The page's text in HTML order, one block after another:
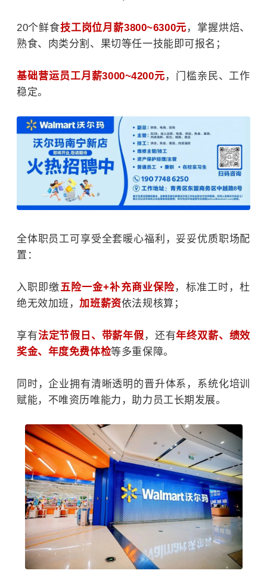
20个鲜食技工岗位月薪3800~6300元 ，掌握烘焙、
熟食、肉类分割、果切等任一技能即可报名；
基础营运员工月薪3000~4200元 ，门槛亲民、工作
稳定。
全体职员工可享受全套暖心福利，妥妥优质职场配
置：
入职即缴五险一金+补充商业保险，标准工时，杜
绝无效加班，加班薪资依法规核算；
享有法定节假日、带薪年假 ，还有年终双薪、绩效
奖金、年度免费体检等多重保障。
同时，企业拥有清晰透明的晋升体系，系统化培训
赋能，不唯资历唯能力，助力员工长期发展。